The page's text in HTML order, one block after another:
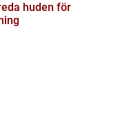
huden för